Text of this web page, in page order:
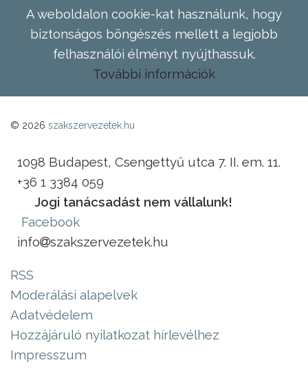
A weboldalon cookie-kat használunk, hogy
biztonságos böngészés mellett a legjobb
felhasználói élményt nyújthassuk.
További információk
© 2026 szakszervezetek.hu
1098 Budapest, Csengettyű utca 7. II. em. 11.
+36 1 3384 059
Jogi tanácsadást nem vállalunk!
Facebook
info
szakszervezetek.hu
RSS
Moderálási alapelvek
Adatvédelem
Hozzájáruló nyilatkozat hírlevélhez
Impresszum